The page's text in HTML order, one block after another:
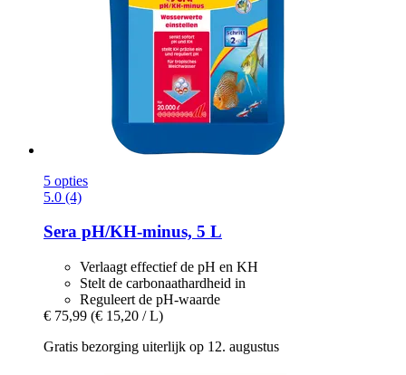
5 opties
5.0 (4)
Sera pH/KH-​minus, 5 L
Verlaagt effectief de pH en KH
Stelt de carbonaathardheid in
Reguleert de pH-waarde
€ 75,99 (€ 15,20 / L)
Gratis bezorging uiterlijk op 12. augustus